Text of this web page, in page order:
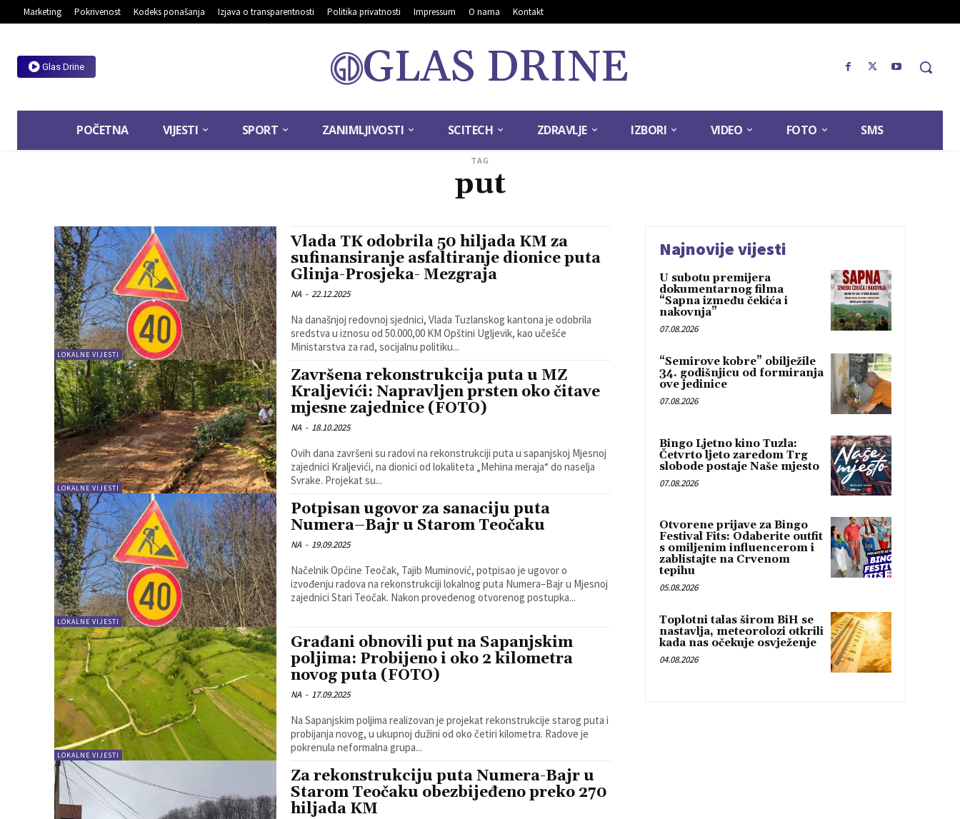
Marketing Pokrivenost Kodeks ponašanja Izjava o transparentnosti Politika privatnosti Impressum O nama Kontakt
Glas Drine GLAS DRINE
POČETNA VIJESTI SPORT ZANIMLJIVOSTI SCITECH ZDRAVLJE IZBORI VIDEO FOTO SMS
TAG
put
LOKALNE VIJESTI
Vlada TK odobrila 50 hiljada KM za
sufinansiranje asfaltiranje dionice puta
Glinja-Prosjeka- Mezgraja
NA - 22.12.2025
Na današnjoj redovnoj sjednici, Vlada Tuzlanskog kantona je odobrila
sredstva u iznosu od 50.000,00 KM Opštini Ugljevik, kao učešće
Ministarstva za rad, socijalnu politiku...
LOKALNE VIJESTI
Završena rekonstrukcija puta u MZ
Kraljevići: Napravljen prsten oko čitave
mjesne zajednice (FOTO)
NA - 18.10.2025
Ovih dana završeni su radovi na rekonstrukciji puta u sapanjskoj Mjesnoj
zajednici Kraljevići, na dionici od lokaliteta „Mehina meraja“ do naselja
Svrake. Projekat su...
LOKALNE VIJESTI
Potpisan ugovor za sanaciju puta
Numera–Bajr u Starom Teočaku
NA - 19.09.2025
Načelnik Općine Teočak, Tajib Muminović, potpisao je ugovor o
izvođenju radova na rekonstrukciji lokalnog puta Numera–Bajr u Mjesnoj
zajednici Stari Teočak. Nakon provedenog otvorenog postupka...
LOKALNE VIJESTI
Građani obnovili put na Sapanjskim
poljima: Probijeno i oko 2 kilometra
novog puta (FOTO)
NA - 17.09.2025
Na Sapanjskim poljima realizovan je projekat rekonstrukcije starog puta i
probijanja novog, u ukupnoj dužini od oko četiri kilometra. Radove je
pokrenula neformalna grupa...
Za rekonstrukciju puta Numera-Bajr u
Starom Teočaku obezbijeđeno preko 270
hiljada KM
Najnovije vijesti
U subotu premijera
dokumentarnog filma
“Sapna između čekića i
nakovnja”
07.08.2026
“Semirove kobre” obilježile
34. godišnjicu od formiranja
ove jedinice
07.08.2026
Bingo Ljetno kino Tuzla:
Četvrto ljeto zaredom Trg
slobode postaje Naše mjesto
07.08.2026
Otvorene prijave za Bingo
Festival Fits: Odaberite outfit
s omiljenim influencerom i
zablistajte na Crvenom
tepihu
05.08.2026
Toplotni talas širom BiH se
nastavlja, meteorolozi otkrili
kada nas očekuje osvježenje
04.08.2026